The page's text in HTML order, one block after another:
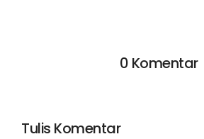
0 Komentar
Tulis Komentar